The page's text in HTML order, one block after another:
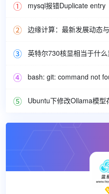
mysql报错Duplicate entry
英特尔730核显相当于什
bash: git: command not
Ubuntu下修改Ollama模型